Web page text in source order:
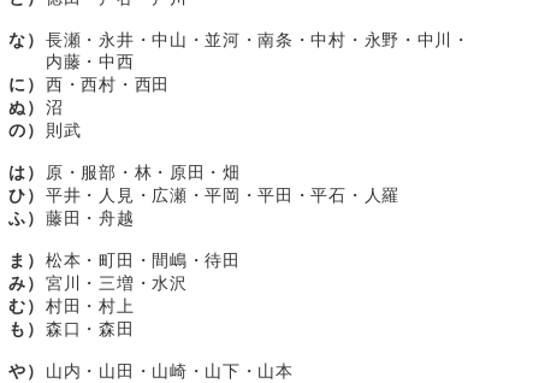
な） 長瀬・永井・中山・並河・南条・中村・永野・中川・
内藤・中西
に） 西・西村・西田
ぬ） 沼
の）
則武
は）
原・服部・林・原田・畑
ひ） 平井・人見・広瀬・平岡・平田・平石・人羅
ふ） 藤田・舟越
ま） 松本・町田・間嶋・待田
み） 宮川・三増・水沢
む） 村田・村上
も） 森口・森田
や）
山内・山田・山崎・山下・山本